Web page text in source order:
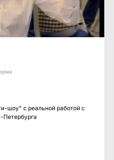
шоу" с реальной работой с
Петербурга